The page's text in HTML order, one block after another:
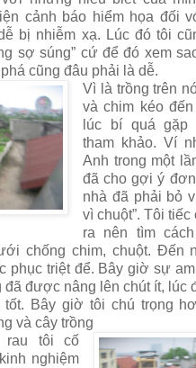
cảnh báo hiểm họa đối
bị nhiễm xạ. Lúc đó tôi
sợ súng” cứ để đó xem
cũng đâu phải là dễ.
Vì là trồng trên
và chim kéo
lúc bí quá gặp
tham khảo. Ví
Anh trong một
đã cho gợi ý đơn
nhà đã phải bỏ
vì chuột”. Tôi
ra nên tìm
chống chim, chuột. Đến
phục triệt để. Bây giờ sự
đã được nâng lên chút ít, lúc
tốt. Bây giờ tôi chú trọng
và cây trồng
rau tôi cố
nghiệm